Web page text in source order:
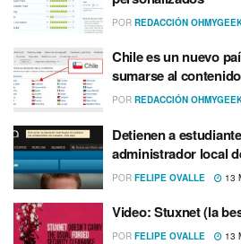
POR REDACCIÓN
Chile es un nuevo
sumarse al
POR REDACCIÓN
Detienen a
administrador local
POR FELIPE OVALLE 13
Video: Stuxnet (la
POR FELIPE OVALLE 13